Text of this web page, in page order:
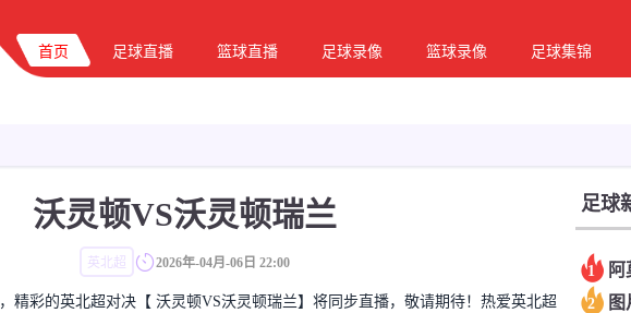
首页 足球直播 篮球直播 足球录像 篮球录像 足球集锦
沃灵顿VS沃灵顿瑞兰
英北超 2026年-04月-06日 22:00
精彩的英北超对决【 沃灵顿VS沃灵顿瑞兰】将同步直播，敬请期待！热爱英北超
足球
1
2